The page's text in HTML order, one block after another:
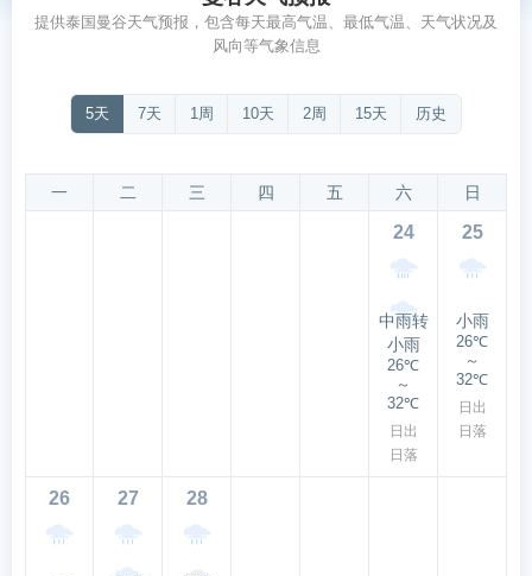
提供泰国曼谷天气预报，包含每天最高气温、最低气温、天气状况及
风向等气象信息
5天 7天 1周 10天 2周 15天 历史
一 二 三 四 五 六 日
24
中雨转
小雨
26℃
～
32℃
日出
日落
25
小雨
26℃
～
32℃
日出
日落
26 27 28